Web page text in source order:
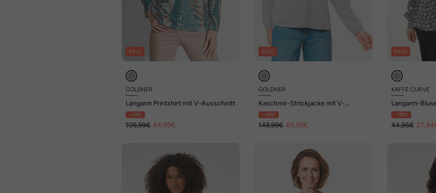
SALE
GOLDNER
Langarm Printshirt mit V-Ausschnitt
- 41%
109,99€ 64,99€
SALE
GOLDNER
Kaschmir-Strickjacke mit V-
Ausschnitt
- 40%
149,99€ 89,99€
SALE
KAFFE CURVE
Langarm-
- 39%
44,95€